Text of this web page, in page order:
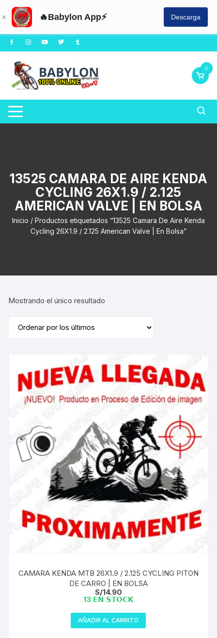
🔥Babylon App⚡ Descarga
Saltar
al
contenido
0
13525 CAMARA DE AIRE KENDA
CYCLING 26X1.9 / 2.125
AMERICAN VALVE | EN BOLSA
Inicio / Productos etiquetados “13525 Camara De Aire Kenda
Cycling 26X1.9 / 2.125 American Valve | En Bolsa”
Mostrando el único resultado
CAMARA KENDA MTB 26X1.9 / 2.125 CYCLING PITON
DE CARRO | EN BOLSA
S/14.90
13 𝗘𝗡 𝗦𝗧𝗢𝗖𝗞
AÑADIR AL CARRITO